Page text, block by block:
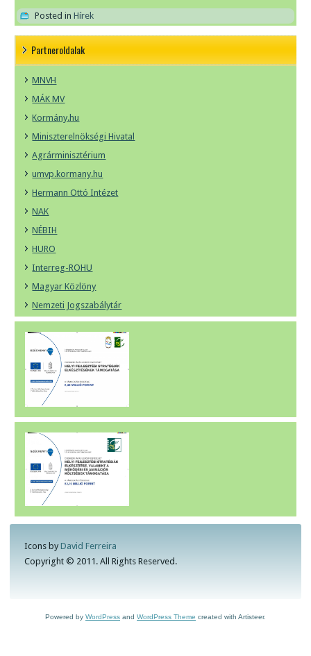
Posted in Hírek
Partneroldalak
MNVH
MÁK MV
Kormány.hu
Miniszterelnökségi Hivatal
Agrárminisztérium
umvp.kormany.hu
Hermann Ottó Intézet
NAK
NÉBIH
HURO
Interreg-ROHU
Magyar Közlöny
Nemzeti Jogszabálytár
Icons by David Ferreira
Copyright © 2011. All Rights Reserved.
Powered by WordPress and WordPress Theme created with Artisteer.